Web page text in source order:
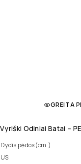
GREITA
Vyriški Odiniai Batai –
Dydis pėdos(cm.)
US